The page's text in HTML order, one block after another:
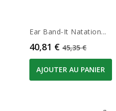
Ear Band-It Natation...
Prix
40,81 € Prix de base
45,35 €
AJOUTER AU PANIER